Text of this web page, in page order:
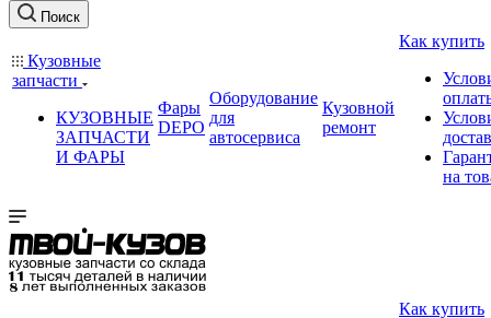
Поиск
Кузовные
запчасти
КУЗОВНЫЕ
ЗАПЧАСТИ
И ФАРЫ
Фары
DEPO
Оборудование
для
автосервиса
Кузовной
ремонт
Как купить
на
Как купить